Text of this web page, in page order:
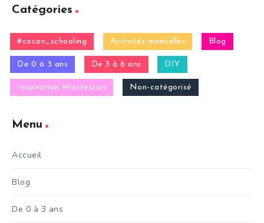
Catégories
#cocon_schooling Activités manuelles Blog
De 0 à 3 ans De 3 à 6 ans DIY
Inspiration Montessori Non-catégorisé
Menu
Accueil
Blog
De 0 à 3 ans